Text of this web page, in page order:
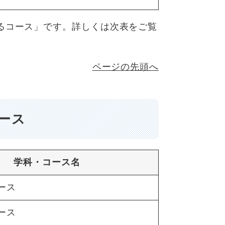
ース」です。詳しくは次表をご覧
ページの先頭へ
ス
学科・コース名
ス
ス